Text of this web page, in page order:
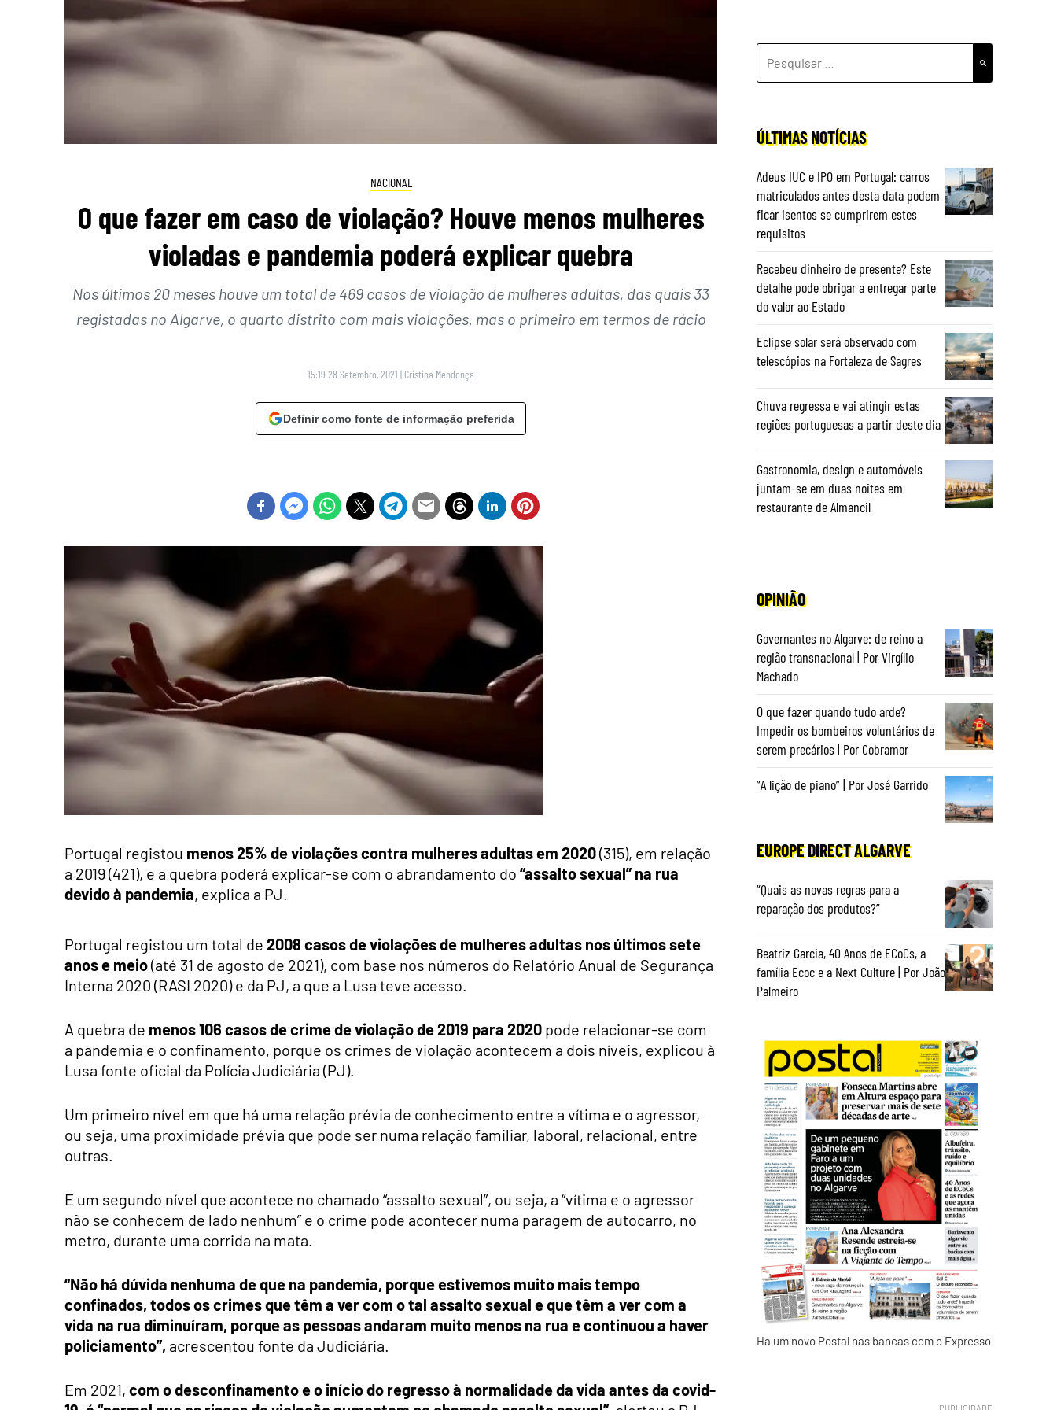
NACIONAL
O que fazer em caso de violação? Houve menos mulheres
violadas e pandemia poderá explicar quebra
Nos últimos 20 meses houve um total de 469 casos de violação de mulheres adultas, das quais 33
registadas no Algarve, o quarto distrito com mais violações, mas o primeiro em termos de rácio
15:19 28 Setembro, 2021 | Cristina Mendonça
Definir como fonte de informação preferida
Portugal registou menos 25% de violações contra mulheres adultas em 2020(315), em relação
a 2019 (421), e a quebra poderá explicar-se com o abrandamento do “assalto sexual” na rua
devido à pandemia, explica a PJ.
Portugal registou um total de 2008 casos de violações de mulheres adultas nos últimos sete
anos e meio(até 31 de agosto de 2021), com base nos números do Relatório Anual de Segurança
Interna 2020 (RASI 2020) e da PJ, a que a Lusa teve acesso.
A quebra de menos 106 casos de crime de violação de 2019 para 2020 pode relacionar-se com
a pandemia e o confinamento, porque os crimes de violação acontecem a dois níveis, explicou à
Lusa fonte oficial da Polícia Judiciária (PJ).
Um primeiro nível em que há uma relação prévia de conhecimento entre a vítima e o agressor,
ou seja, uma proximidade prévia que pode ser numa relação familiar, laboral, relacional, entre
outras.
E um segundo nível que acontece no chamado “assalto sexual”, ou seja, a “vítima e o agressor
não se conhecem de lado nenhum” e o crime pode acontecer numa paragem de autocarro, no
metro, durante uma corrida na mata.
“Não há dúvida nenhuma de que na pandemia, porque estivemos muito mais tempo
confinados, todos os crimes que têm a ver com o tal assalto sexual e que têm a ver com a
vida na rua diminuíram, porque as pessoas andaram muito menos na rua e continuou a haver
policiamento”, acrescentou fonte da Judiciária.
Em 2021, com o desconfinamento e o início do regresso à normalidade da vida antes da covid-
POR:
ÚLTIMAS NOTÍCIAS
Adeus IUC e IPO em Portugal: carros
matriculados antes desta data podem
ficar isentos se cumprirem estes
requisitos
Recebeu dinheiro de presente? Este
detalhe pode obrigar a entregar parte
do valor ao Estado
Eclipse solar será observado com
telescópios na Fortaleza de Sagres
Chuva regressa e vai atingir estas
regiões portuguesas a partir deste dia
Gastronomia, design e automóveis
juntam-se em duas noites em
restaurante de Almancil
OPINIÃO
Governantes no Algarve: de reino a
região transnacional | Por Virgílio
Machado
O que fazer quando tudo arde?
Impedir os bombeiros voluntários de
serem precários | Por Cobramor
“A lição de piano” | Por José Garrido
EUROPE DIRECT ALGARVE
“Quais as novas regras para a
reparação dos produtos?”
Beatriz Garcia, 40 Anos de ECoCs, a
família Ecoc e a Next Culture | Por João
Palmeiro
Há um novo Postal nas bancas com o Expresso